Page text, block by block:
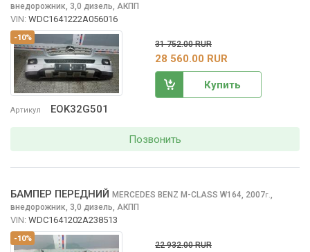
-10%
Артикул EOK32G501
внедорожник, 3,0 дизель, АКПП
VIN: WDC1641222A056016
31 752.00 RUR
28 560.00 RUR
Купить
Позвонить
-10%
БАМПЕР ПЕРЕДНИЙ MERCEDES BENZ M-CLASS W164, 2007г.
внедорожник, 3,0 дизель, АКПП
VIN: WDC1641202A238513
22 932.00 RUR